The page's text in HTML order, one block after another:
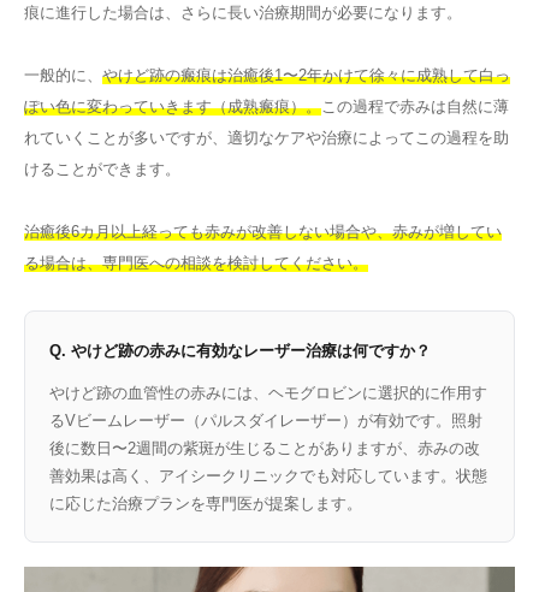
痕に進行した場合は、さらに長い治療期間が必要になります。
一般的に、 やけど跡の瘢痕は治癒後1〜2年かけて徐々に成熟して白っ
ぽい色に変わっていきます（成熟瘢痕）。この過程で赤みは自然に薄
れていくことが多いですが、適切なケアや治療によってこの過程を助
けることができます。
治癒後6カ月以上経っても赤みが改善しない場合や、赤みが増してい
る場合は、専門医への相談を検討してください。
Q. やけど跡の赤みに有効なレーザー治療は何ですか？
やけど跡の血管性の赤みには、ヘモグロビンに選択的に作用す
るVビームレーザー（パルスダイレーザー）が有効です。照射
後に数日〜2週間の紫斑が生じることがありますが、赤みの改
善効果は高く、アイシークリニックでも対応しています。状態
に応じた治療プランを専門医が提案します。